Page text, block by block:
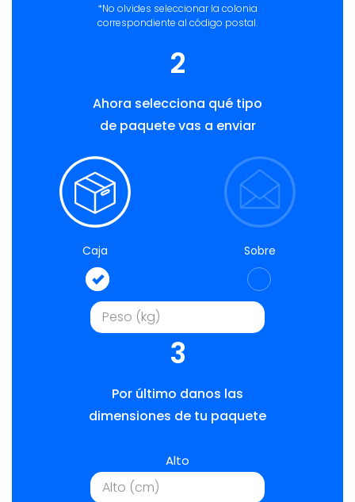
*No olvides seleccionar la colonia
correspondiente al código postal.
2
Ahora selecciona qué tipo
de paquete vas a enviar
Caja Sobre
3
Por último danos las
dimensiones de tu paquete
Alto